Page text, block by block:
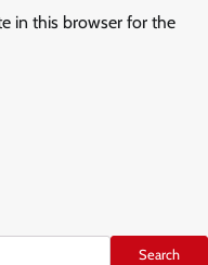
in this browser for the
Search